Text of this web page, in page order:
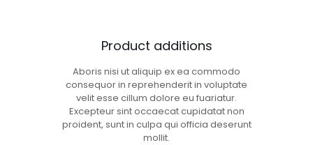
Product additions
Aboris nisi ut aliquip ex ea commodo
consequor in reprehenderit in voluptate
velit esse cillum dolore eu fuariatur.
Excepteur sint occaecat cupidatat non
proident, sunt in culpa qui officia deserunt
mollit.